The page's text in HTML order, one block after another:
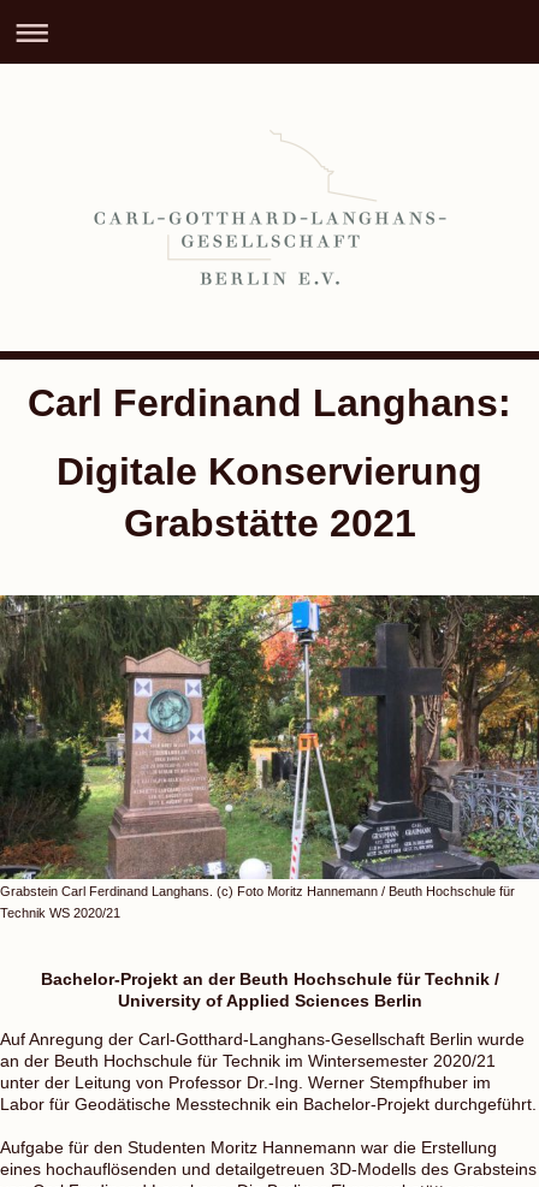
Carl Ferdinand Langhans:
Digitale Konservierung
Grabstätte 2021
Grabstein Carl Ferdinand Langhans. (c) Foto Moritz Hannemann / Beuth Hochschule für
Technik WS 2020/21
Bachelor-Projekt an der Beuth Hochschule für Technik /
University of Applied Sciences Berlin
Auf Anregung der Carl-Gotthard-Langhans-Gesellschaft Berlin wurde
an der Beuth Hochschule für Technik im Wintersemester 2020/21
unter der Leitung von Professor Dr.-Ing. Werner Stempfhuber im
Labor für Geodätische Messtechnik ein Bachelor-Projekt durchgeführt.
Aufgabe für den Studenten Moritz Hannemann war die Erstellung
eines hochauflösenden und detailgetreuen 3D-Modells des Grabsteins